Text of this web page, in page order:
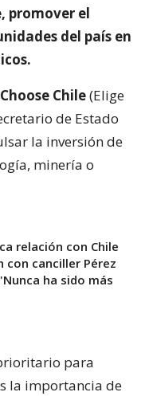
promover el
del país en
Choose Chile(Elige
de Estado
la inversión de
minería o
relación con Chile
con canciller Pérez
ha sido más
para
la importancia de